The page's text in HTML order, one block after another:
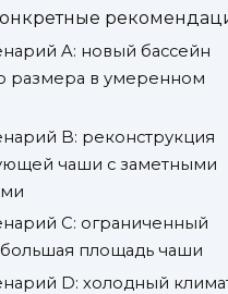
A: новый бассейн
размера в умеренном
B: реконструкция
чаши с заметными
C: ограниченный
площадь чаши
D: холодный